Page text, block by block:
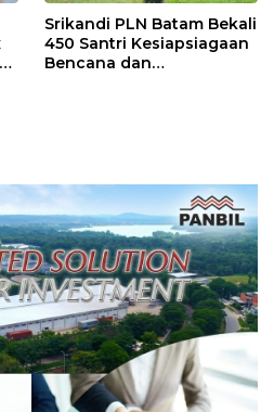
Srikandi PLN Batam Bekali
450 Santri Kesiapsiagaan
Bencana dan